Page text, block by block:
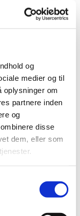
og
medier og til
oplysninger om
partnere inden
og
disse
dem, eller som
178.928